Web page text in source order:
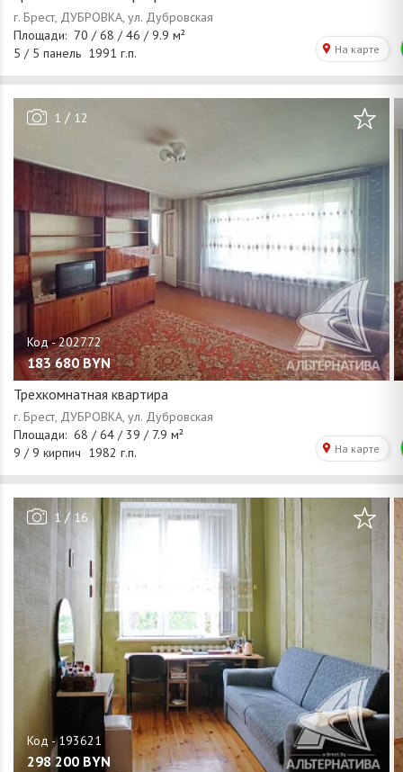
1 / 12
183 680 BYN
Трехкомнатная квартира
1 /16
298 200 BYN